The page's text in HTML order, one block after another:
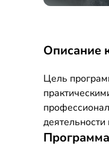
Описание
Цель